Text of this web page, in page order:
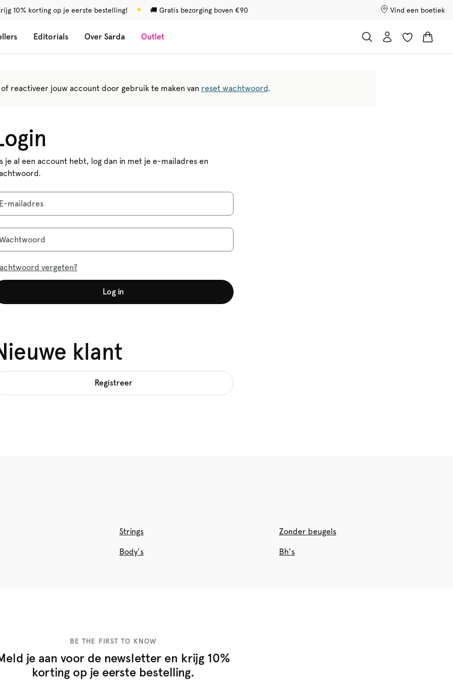
10% korting op je eerste bestelling! 🚚 Gratis bezorging boven €90 Vind een boetiek
Editorials Over Sarda Outlet
reactiveer jouw account door gebruik te maken van reset wachtwoord.
je al een account hebt, log dan in met je e-mailadres en
mailadres
vergeten?
Log in
klant
Registreer
Strings Zonder beugels
Body's Bh's
BE THE FIRST TO KNOW
je aan voor de newsletter en krijg 10%
korting op je eerste bestelling.